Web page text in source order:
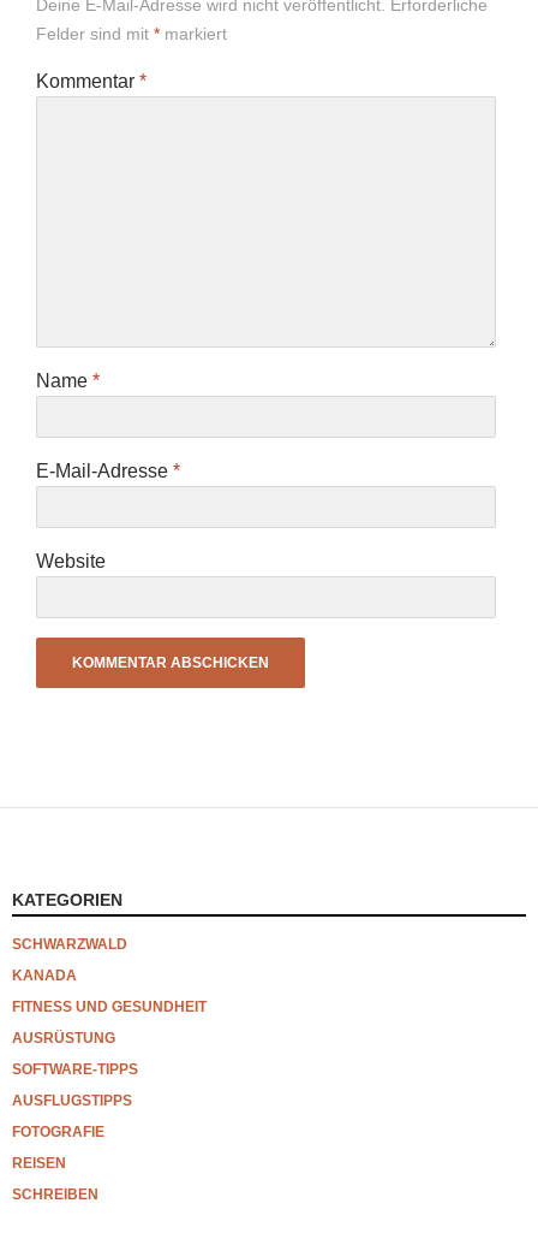
Deine E-Mail-Adresse wird nicht veröffentlicht.
Erforderliche
Felder sind mit * markiert
Kommentar *
Name *
E-Mail-Adresse *
Website
KATEGORIEN
SCHWARZWALD
KANADA
FITNESS UND GESUNDHEIT
AUSRÜSTUNG
SOFTWARE-TIPPS
AUSFLUGSTIPPS
FOTOGRAFIE
REISEN
SCHREIBEN